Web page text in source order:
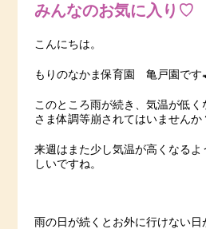
みんなのお気に入り♡
こんにちは。
もりのなかま保育園 亀戸園です
このところ雨が続き、気温が低
さま体調等崩されてはいませんか
来週はまた少し気温が高くなる
しいですね。
雨の日が続くとお外に行けない日